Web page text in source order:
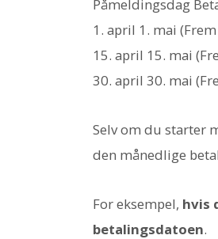
Påmeldingsdag
1. april 1. mai
15. april 15. mai
30. april 30. mai
Selv om du starter
den månedlige
For eksempel, hvis
betalingsdatoen.